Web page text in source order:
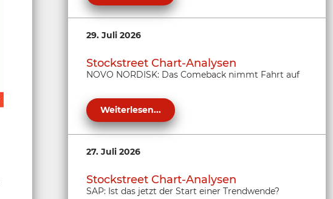
29. Juli 2026
Stockstreet Chart-Analysen
NOVO NORDISK: Das Comeback nimmt Fahrt auf
Weiterlesen...
27. Juli 2026
Stockstreet Chart-Analysen
SAP: Ist das jetzt der Start einer Trendwende?